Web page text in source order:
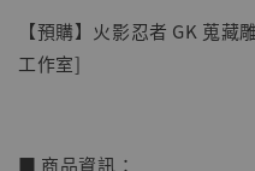
【預購】火影忍者 GK 蒐
工作室]
■ 商品資訊：